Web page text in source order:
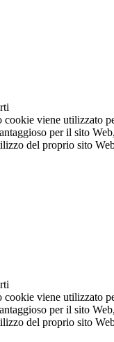
cookie viene utilizzato
per il sito
del proprio sito
cookie viene utilizzato
per il sito
del proprio sito